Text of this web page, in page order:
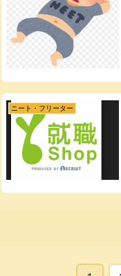
ニート・フリーター